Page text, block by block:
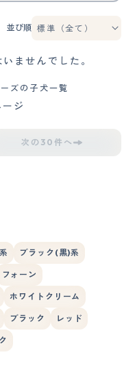
並び順
ませんでした。
ズの子犬一覧
ジ
次の30件へ
ブラック(黒)系
フォーン
ホワイトクリーム
ブラック レッド